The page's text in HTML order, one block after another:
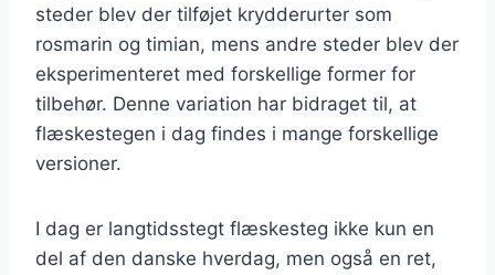
steder blev der tilføjet krydderurter som
rosmarin og timian, mens andre steder blev der
eksperimenteret med forskellige former for
tilbehør. Denne variation har bidraget til, at
flæskestegen i dag findes i mange forskellige
versioner.
I dag er langtidsstegt flæskesteg ikke kun en
del af den danske hverdag, men også en ret,